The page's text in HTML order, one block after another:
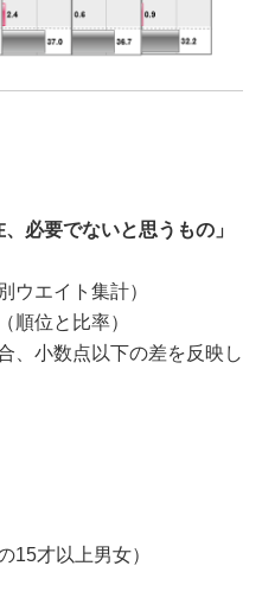
必要でないと思うもの」
ウエイト集計）
位と比率）
点以下の差を反映し
才以上男女）